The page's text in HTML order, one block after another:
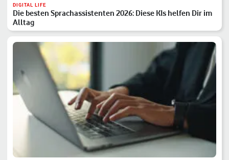
DIGITAL LIFE
Die besten Sprachassistenten 2026: Diese KIs helfen Dir im
Alltag